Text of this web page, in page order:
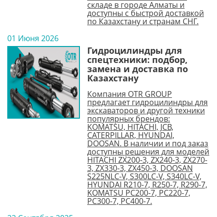
складе в городе Алматы и
доступны с быстрой доставкой
по Казахстану и странам СНГ.
01 Июня 2026
Гидроцилиндры для
спецтехники: подбор,
замена и доставка по
Казахстану
Компания OTR GROUP
предлагает гидроцилиндры для
экскаваторов и другой техники
популярных брендов:
KOMATSU, HITACHI, JCB,
CATERPILLAR, HYUNDAI,
DOOSAN. В наличии и под заказ
доступны решения для моделей
HITACHI ZX200-3, ZX240-3, ZX270-
3, ZX330-3, ZX450-3, DOOSAN
S225NLC-V, S300LC-V, S340LC-V,
HYUNDAI R210-7, R250-7, R290-7,
KOMATSU PC200-7, PC220-7,
PC300-7, PC400-7.